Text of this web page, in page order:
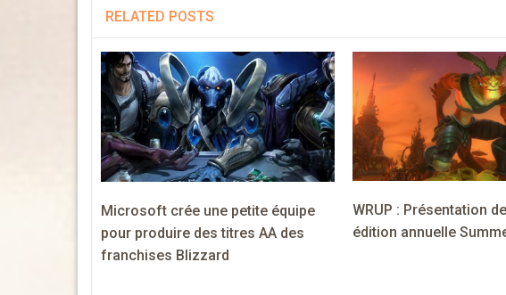
RELATED POSTS
Microsoft crée une petite équipe
pour produire des titres AA des
franchises Blizzard
WRUP : Présentation
édition annuelle